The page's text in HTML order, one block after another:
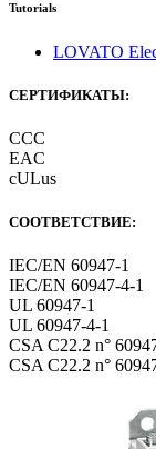
Tutorials
LOVATO
СЕРТИФИКАТЫ:
CCC
EAC
cULus
СООТВЕТСТВИЕ:
IEC/EN 60947-1
IEC/EN 60947-4-1
UL 60947-1
UL 60947-4-1
CSA C22.2 n°
CSA C22.2 n°